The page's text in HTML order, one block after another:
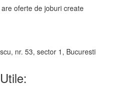
oferte de joburi create
nr. 53, sector 1, Bucuresti